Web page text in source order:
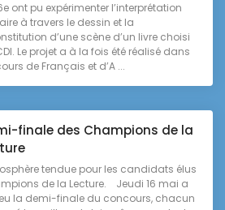
ont pu expérimenter l’interprétation
à travers le dessin et la
d’une scène d’un livre choisi
Le projet a à la fois été réalisé dans
de Français et d’A ...
finale des Champions de la
tendue pour les candidats élus
de la Lecture. Jeudi 16 mai a
la demi-finale du concours, chacun